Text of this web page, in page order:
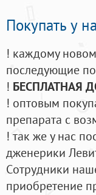
Покупать у
! каждому
последующие
! БЕСПЛАТНАЯ
! оптовым
препарата с
! так же у нас
дженерики
Cотрудники
приобретение